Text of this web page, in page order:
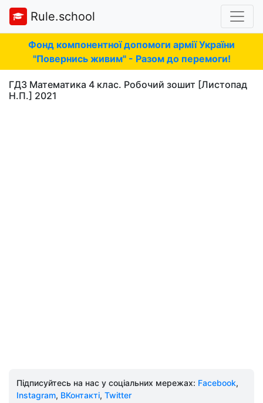
Rule.school
Фонд компонентної допомоги армії України
"Повернись живим" - Разом до перемоги!
ГДЗ Математика 4 клас. Робочий зошит [Листопад
Н.П.] 2021
Підписуйтесь на нас у соціальних мережах: Facebook,
Instagram, ВКонтакті, Twitter